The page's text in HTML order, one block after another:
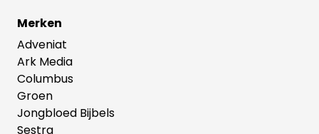
Merken
Adveniat
Ark Media
Columbus
Groen
Jongbloed Bijbels
Sestra